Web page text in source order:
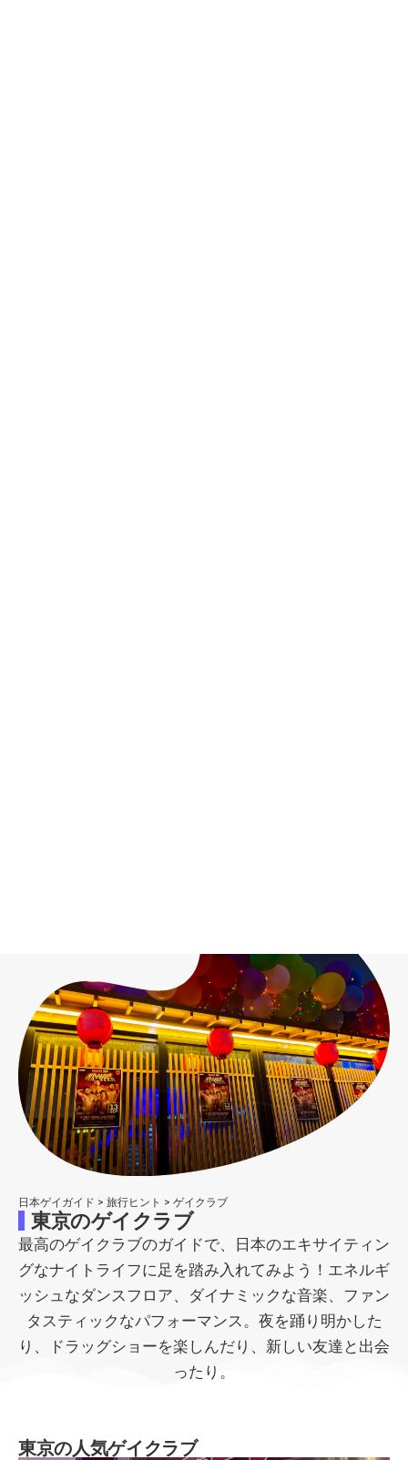
日本ゲイガイド > 旅行ヒント > ゲイクラブ
東京のゲイクラブ
最高のゲイクラブのガイドで、日本のエキサイティン
グなナイトライフに足を踏み入れてみよう！エネルギ
ッシュなダンスフロア、ダイナミックな音楽、ファン
タスティックなパフォーマンス。夜を踊り明かした
り、ドラッグショーを楽しんだり、新しい友達と出会
ったり。
東京の人気ゲイクラブ